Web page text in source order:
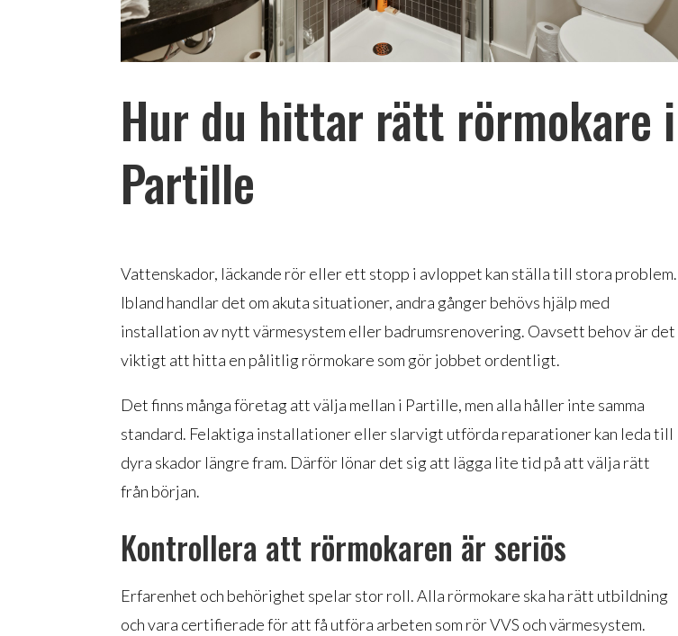
Hur du hittar rätt rörmokare i
Partille
Vattenskador, läckande rör eller ett stopp i avloppet kan ställa till stora problem.
Ibland handlar det om akuta situationer, andra gånger behövs hjälp med
installation av nytt värmesystem eller badrumsrenovering. Oavsett behov är det
viktigt att hitta en pålitlig rörmokare som gör jobbet ordentligt.
Det finns många företag att välja mellan i Partille, men alla håller inte samma
standard. Felaktiga installationer eller slarvigt utförda reparationer kan leda till
dyra skador längre fram. Därför lönar det sig att lägga lite tid på att välja rätt
från början.
Kontrollera att rörmokaren är seriös
Erfarenhet och behörighet spelar stor roll. Alla rörmokare ska ha rätt utbildning
och vara certifierade för att få utföra arbeten som rör VVS och värmesystem.